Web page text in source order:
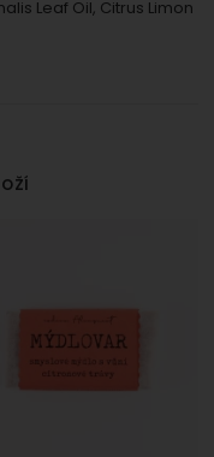
Leaf Oil, Citrus Limon